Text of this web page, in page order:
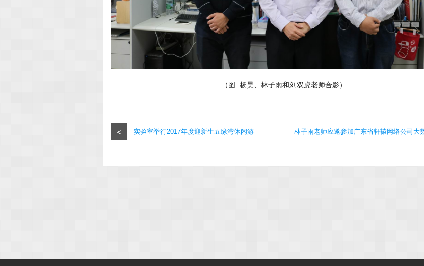
（图 杨昊、林子雨和刘双虎老师合影）
< 实验室举行2017年度迎新生五缘湾休闲游